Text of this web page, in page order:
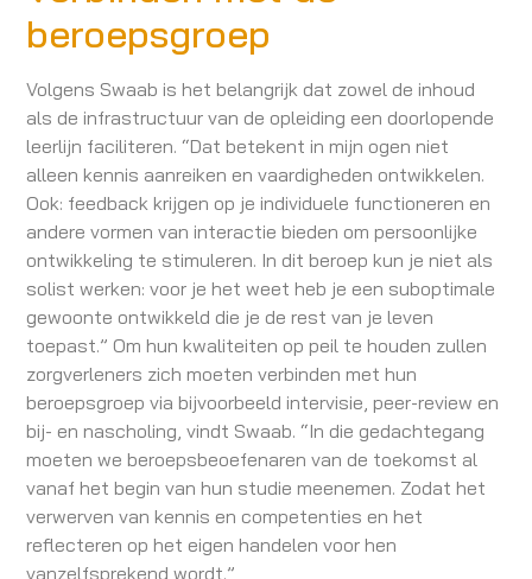
beroepsgroep
Volgens Swaab is het belangrijk dat zowel de inhoud
als de infrastructuur van de opleiding een doorlopende
leerlijn faciliteren. “Dat betekent in mijn ogen niet
alleen kennis aanreiken en vaardigheden ontwikkelen.
Ook: feedback krijgen op je individuele functioneren en
andere vormen van interactie bieden om persoonlijke
ontwikkeling te stimuleren. In dit beroep kun je niet als
solist werken: voor je het weet heb je een suboptimale
gewoonte ontwikkeld die je de rest van je leven
toepast.” Om hun kwaliteiten op peil te houden zullen
zorgverleners zich moeten verbinden met hun
beroepsgroep via bijvoorbeeld intervisie, peer-review en
bij- en nascholing, vindt Swaab. “In die gedachtegang
moeten we beroepsbeoefenaren van de toekomst al
vanaf het begin van hun studie meenemen. Zodat het
verwerven van kennis en competenties en het
reflecteren op het eigen handelen voor hen
vanzelfsprekend wordt.”